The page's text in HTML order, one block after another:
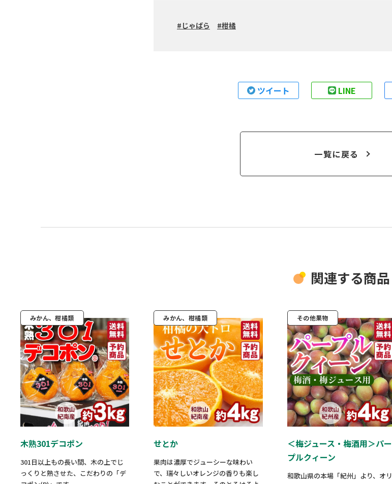
じゃばら 柑橘
ツイート LINE
一覧に戻る
関連する商品
みかん、柑橘類
木熟301デコポン
301日以上もの長い間、木の上でじ
っくりと熟させた、こだわりの「デ
みかん、柑橘類
せとか
果肉は濃厚でジューシーな味わい
で、瑞々しいオレンジの香りも楽し
その他果物
＜梅ジュース・梅酒用＞パー
プルクィーン
和歌山県の本場「紀州」より、オリ